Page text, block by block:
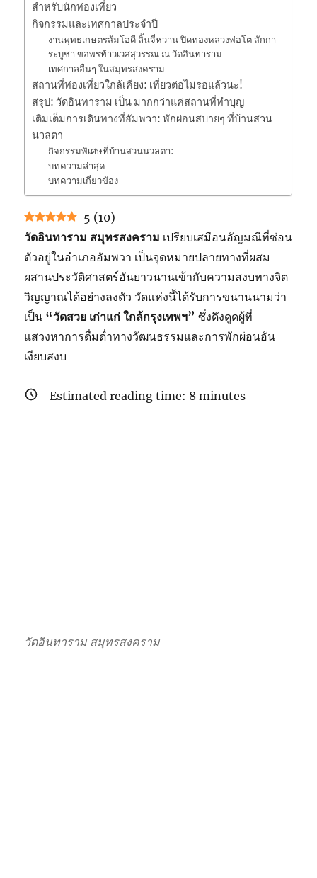
สำหรับนักท่องเที่ยว
กิจกรรมและเทศกาลประจำปี
งานพุทธเกษตรส้มโอดี ลิ้นจี่หวาน ปิดทองหลวงพ่อโต สักกา
ระบูชา ขอพรท้าวเวสสุวรรณ ณ วัดอินทาราม
เทศกาลอื่นๆ ในสมุทรสงคราม
สถานที่ท่องเที่ยวใกล้เคียง: เที่ยวต่อไม่รอแล้วนะ!
สรุป: วัดอินทาราม เป็น มากกว่าแค่สถานที่ทำบุญ
เติมเต็มการเดินทางที่อัมพวา: พักผ่อนสบายๆ ที่บ้านสวน
นวลตา
กิจกรรมพิเศษที่บ้านสวนนวลตา:
บทความล่าสุด
บทความเกี่ยวข้อง
5 (10)
วัดอินทาราม สมุทรสงคราม เปรียบเสมือนอัญมณีที่ซ่อน
ตัวอยู่ในอำเภออัมพวา เป็นจุดหมายปลายทางที่ผสม
ผสานประวัติศาสตร์อันยาวนานเข้ากับความสงบทางจิต
วิญญาณได้อย่างลงตัว วัดแห่งนี้ได้รับการขนานนามว่า
เป็น “วัดสวย เก่าแก่ ใกล้กรุงเทพฯ” ซึ่งดึงดูดผู้ที่
แสวงหาการดื่มด่ำทางวัฒนธรรมและการพักผ่อนอัน
เงียบสงบ
Estimated reading time: 8 minutes
วัดอินทาราม สมุทรสงคราม